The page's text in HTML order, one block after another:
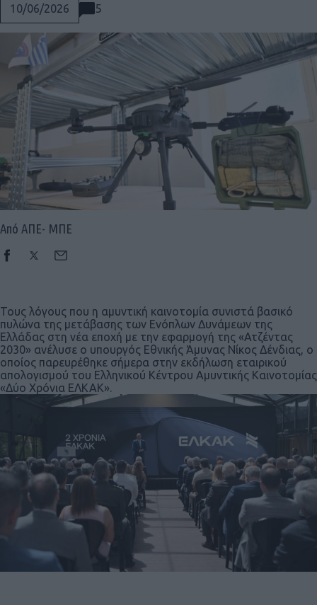
Social
10/06/2026 5
Από ΑΠΕ- ΜΠΕ
Τους λόγους που η αμυντική καινοτομία συνιστά βασικό
πυλώνα της μετάβασης των Ενόπλων Δυνάμεων της
Ελλάδας στη νέα εποχή με την εφαρμογή της «Ατζέντας
2030» ανέλυσε ο υπουργός Εθνικής Άμυνας Νίκος Δένδιας, ο
οποίος παρευρέθηκε σήμερα στην εκδήλωση εταιρικού
απολογισμού του Ελληνικού Κέντρου Αμυντικής Καινοτομίας
«Δύο Χρόνια ΕΛΚΑΚ».